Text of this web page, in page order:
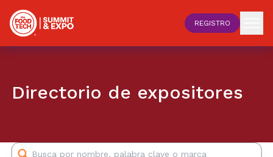
REGISTRO
Directorio de expositores